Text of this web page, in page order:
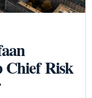
Chief Risk